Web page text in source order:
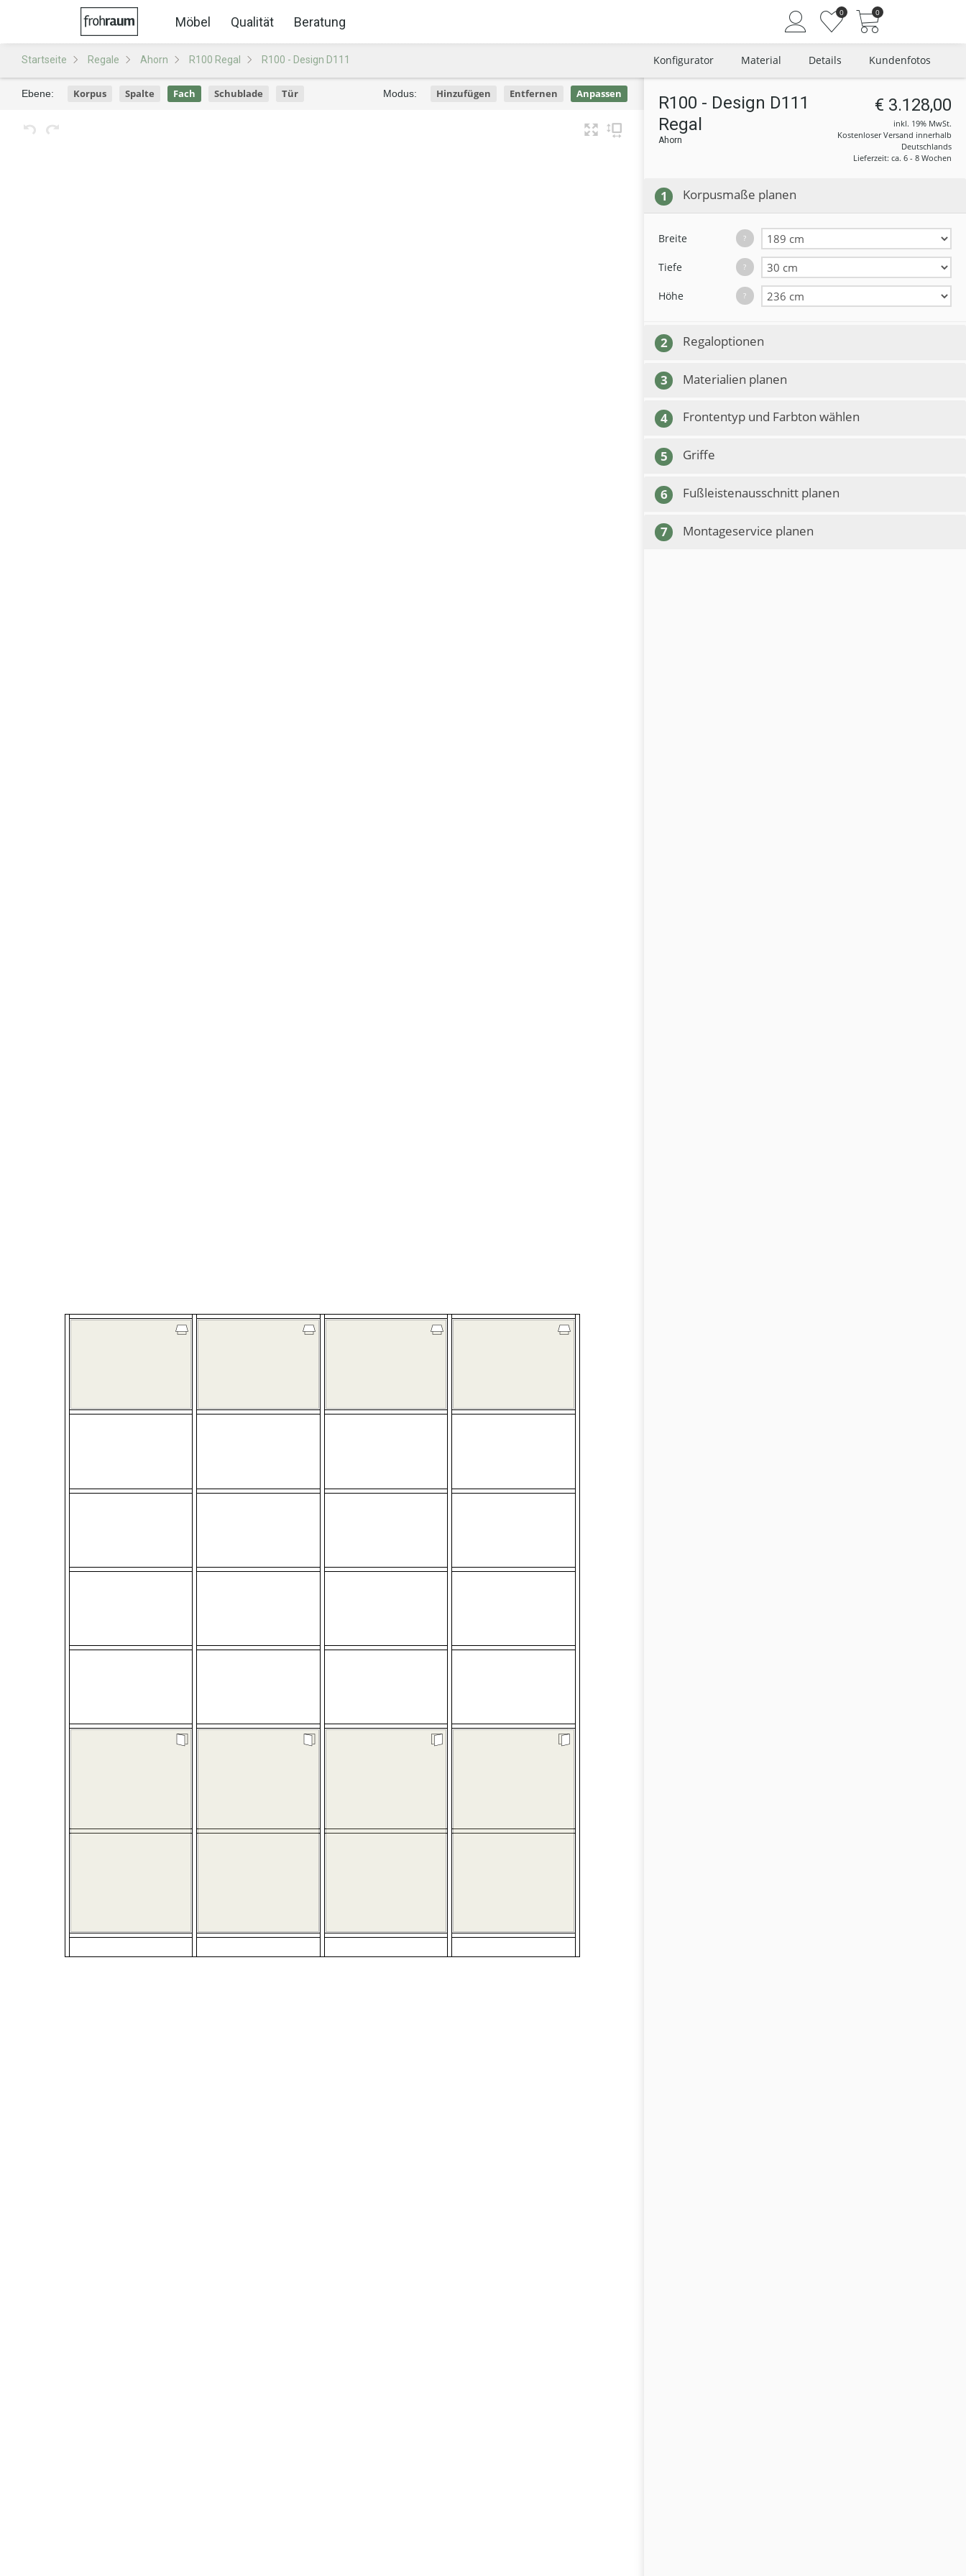
Möbel Qualität Beratung
Neuer Kunde? Jetzt registrieren
0 0
Startseite Regale Ahorn R100 Regal R100 - Design D111 Konfigurator Material Details Kundenfotos
Ebene: Korpus Spalte Fach Schublade Tür Modus: Hinzufügen Entfernen Anpassen
R100 - Design D111
Regal
Ahorn
€ 3.128,00
inkl. 19% MwSt.
Kostenloser Versand innerhalb
Deutschlands
Lieferzeit: ca. 6 - 8 Wochen
1 Korpusmaße planen
Breite ?
Tiefe ?
Höhe ?
2 Regaloptionen
3 Materialien planen
4 Frontentyp und Farbton wählen
5 Griffe
6 Fußleistenausschnitt planen
7 Montageservice planen